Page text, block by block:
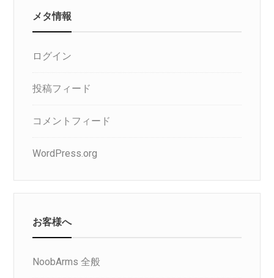
メタ情報
ログイン
投稿フィード
コメントフィード
WordPress.org
お客様へ
NoobArms 全般